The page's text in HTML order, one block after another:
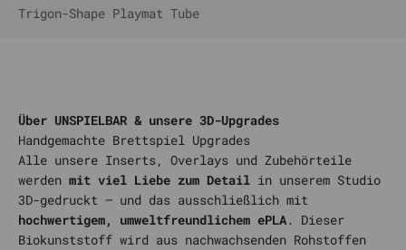
Trigon-Shape Playmat Tube
Über UNSPIELBAR & unsere 3D-Upgrades
Alle unsere Inserts, Overlays und Zubehörteile
werden mit viel Liebe zum Detail in unserem Studio
3D-gedruckt – und das ausschließlich mit
hochwertigem, umweltfreundlichem ePLA. Dieser
Biokunststoff wird aus nachwachsenden Rohstoffen